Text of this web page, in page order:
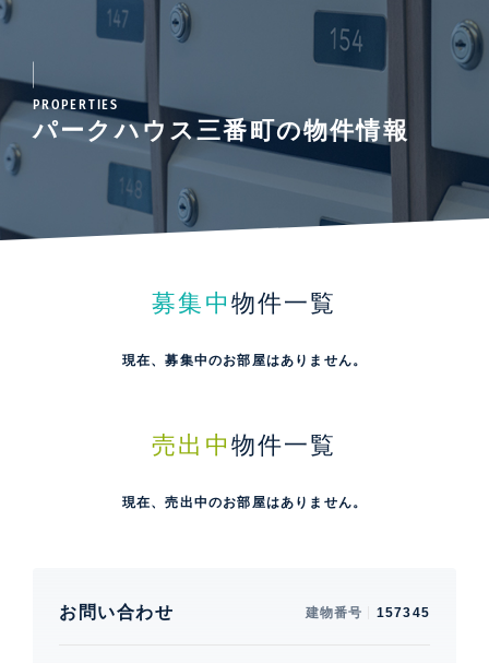
PROPERTIES
パークハウス三番町の物件情報
募集中 物件一覧
現在、募集中のお部屋はありません。
売出中 物件一覧
現在、売出中のお部屋はありません。
お問い合わせ 建物番号 157345